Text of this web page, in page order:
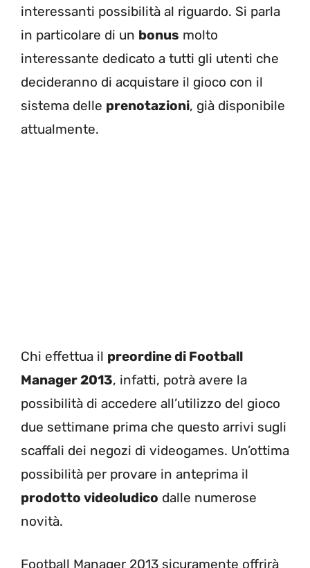
interessanti possibilità al riguardo. Si parla
in particolare di un bonus molto
interessante dedicato a tutti gli utenti che
decideranno di acquistare il gioco con il
sistema delle prenotazioni, già disponibile
attualmente.
Chi effettua il preordine di Football
Manager 2013, infatti, potrà avere la
possibilità di accedere all’utilizzo del gioco
due settimane prima che questo arrivi sugli
scaffali dei negozi di videogames. Un’ottima
possibilità per provare in anteprima il
prodotto videoludico dalle numerose
novità.
Football Manager 2013 sicuramente offrirà